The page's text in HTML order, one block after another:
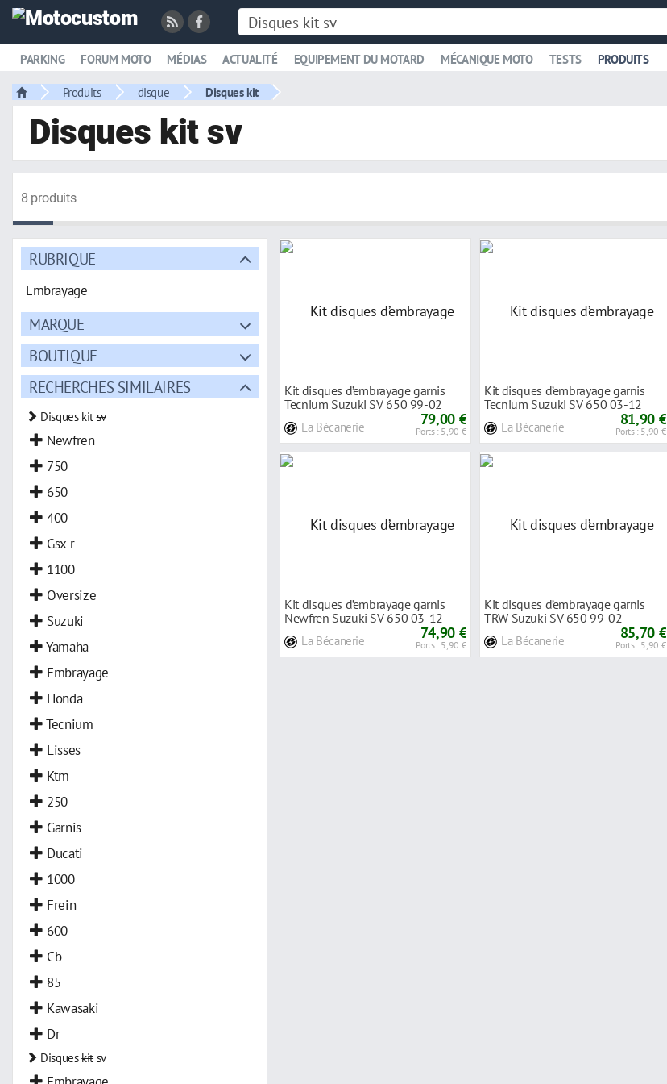
PARKING FORUM MOTO MÉDIAS ACTUALITÉ EQUIPEMENT DU MOTARD MÉCANIQUE MOTO TESTS PRODUITS
Produits disque Disques kit
Disques kit sv
8 produits
RUBRIQUE
Embrayage
MARQUE
BOUTIQUE
RECHERCHES SIMILAIRES
Disques kitsv
Newfren
750
650
400
Gsx r
1100
Oversize
Suzuki
Yamaha
Embrayage
Honda
Tecnium
Lisses
Ktm
250
Garnis
Ducati
1000
Frein
600
Cb
85
Kawasaki
Dr
Disqueskit sv
Kit disques d’embrayage garnis
Tecnium Suzuki SV 650 99-02
La Bécanerie 79,00 €
Ports : 5,90 €
Kit disques d’embrayage garnis
Tecnium Suzuki SV 650 03-12
La Bécanerie 81,90 €
Ports : 5,90 €
Kit disques d’embrayage garnis
Newfren Suzuki SV 650 03-12
La Bécanerie 74,90 €
Ports : 5,90 €
Kit disques d’embrayage garnis
TRW Suzuki SV 650 99-02
La Bécanerie 85,70 €
Ports : 5,90 €